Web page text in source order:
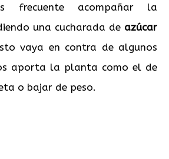
frecuente acompañar la
una cucharada de azúcar
vaya en contra de algunos
aporta la planta como el de
o bajar de peso.